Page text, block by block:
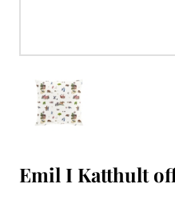
Emil I Katthult